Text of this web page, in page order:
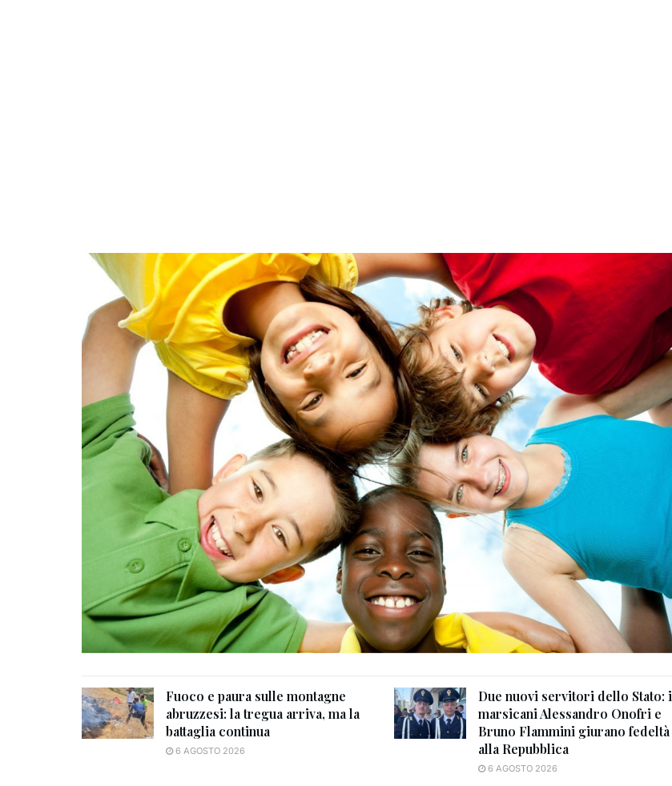
Fuoco e paura sulle montagne
abruzzesi: la tregua arriva, ma la
battaglia continua
6 AGOSTO 2026
Due nuovi servitori dello Stato: i
marsicani Alessandro Onofri e
Bruno Flammini giurano fedeltà
alla Repubblica
6 AGOSTO 2026